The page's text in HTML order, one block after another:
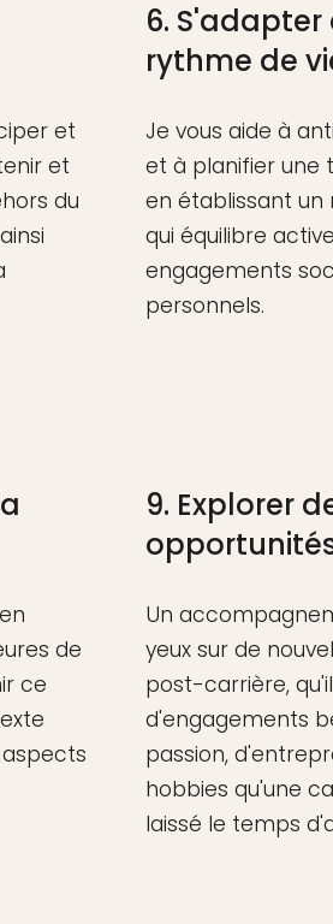
et
et
du
6.
rythme de
Je vous aide à
et à planifier une
en établissant un
qui équilibre
engagements
personnels.
de
ce
9. Explorer
Un
yeux sur de
post-carrière,
d'engagements
passion,
hobbies qu'une
laissé le temps